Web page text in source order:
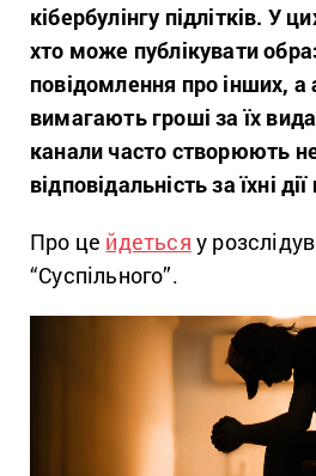
кібербулінгу підлітків. У
хто може публікувати
повідомлення про інших, а
вимагають гроші за їх
канали часто створюють
відповідальність за їхні
Про це йдеться у
“Суспільного”.